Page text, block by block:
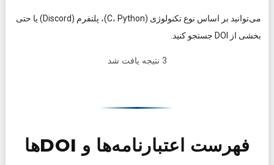
می‌توانید بر اساس نوع تکنولوژی (C، Python)، پلتفرم (Discord) یا حتی
بخشی از DOI جستجو کنید.
3 نتیجه یافت شد
فهرست اعتبارنامه‌ها و DOIها